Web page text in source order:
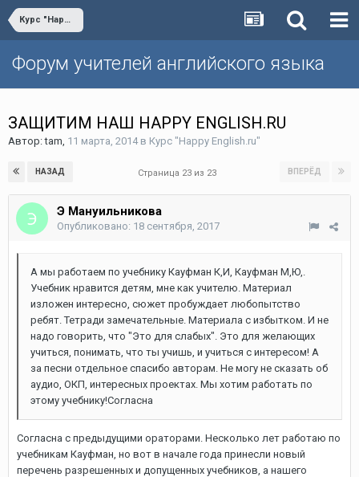
Курс "Happy English.ru"
Форум учителей английского языка
ЗАЩИТИМ НАШ HAPPY ENGLISH.RU
Автор:tam, 11 марта, 2014в Курс "Happy English.ru"
НАЗАД ВПЕРЁД
Страница 23 из 23
Э Мануильникова
Опубликовано: 18 сентября, 2017
А мы работаем по учебнику Кауфман К,И, Кауфман М,Ю,.
Учебник нравится детям, мне как учителю. Материал
изложен интересно, сюжет пробуждает любопытство
ребят. Тетради замечательные. Материала с избытком. И не
надо говорить, что "Это для слабых". Это для желающих
учиться, понимать, что ты учишь, и учиться с интересом! А
за песни отдельное спасибо авторам. Не могу не сказать об
аудио, ОКП, интересных проектах. Мы хотим работать по
этому учебнику!Согласна
Согласна с предыдущими ораторами. Несколько лет работаю по
учебникам Кауфман, но вот в начале года принесли новый
перечень разрешенных и допущенных учебников, а нашего